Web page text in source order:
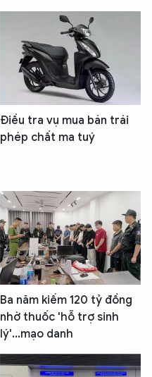
Điều tra vụ mua bán trái
phép chất ma tuý
Ba năm kiếm 120 tỷ đồng
nhờ thuốc 'hỗ trợ sinh
lý'...mạo danh